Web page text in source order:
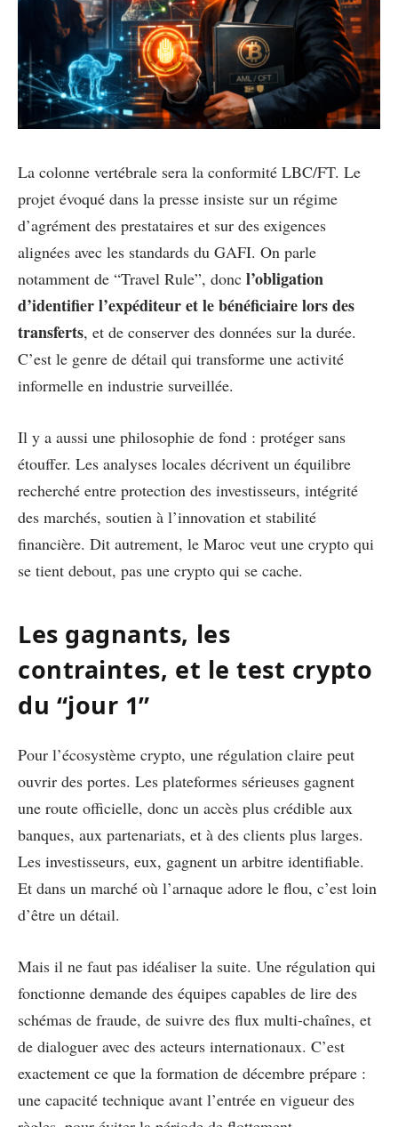
La colonne vertébrale sera la conformité LBC/FT. Le
projet évoqué dans la presse insiste sur un régime
d’agrément des prestataires et sur des exigences
alignées avec les standards du GAFI. On parle
notamment de “Travel Rule”, donc l’obligation
d’identifier l’expéditeur et le bénéficiaire lors des
transferts, et de conserver des données sur la durée.
C’est le genre de détail qui transforme une activité
informelle en industrie surveillée.
Il y a aussi une philosophie de fond : protéger sans
étouffer. Les analyses locales décrivent un équilibre
recherché entre protection des investisseurs, intégrité
des marchés, soutien à l’innovation et stabilité
financière. Dit autrement, le Maroc veut une crypto qui
se tient debout, pas une crypto qui se cache.
Les gagnants, les
contraintes, et le test crypto
du “jour 1”
Pour l’écosystème crypto, une régulation claire peut
ouvrir des portes. Les plateformes sérieuses gagnent
une route officielle, donc un accès plus crédible aux
banques, aux partenariats, et à des clients plus larges.
Les investisseurs, eux, gagnent un arbitre identifiable.
Et dans un marché où l’arnaque adore le flou, c’est loin
d’être un détail.
Mais il ne faut pas idéaliser la suite. Une régulation qui
fonctionne demande des équipes capables de lire des
schémas de fraude, de suivre des flux multi-chaînes, et
de dialoguer avec des acteurs internationaux. C’est
exactement ce que la formation de décembre prépare :
une capacité technique avant l’entrée en vigueur des